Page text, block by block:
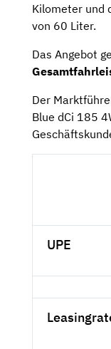
Kilometer und
von 60 Liter.
Das Angebot
Der
Blue dCi 185
UPE